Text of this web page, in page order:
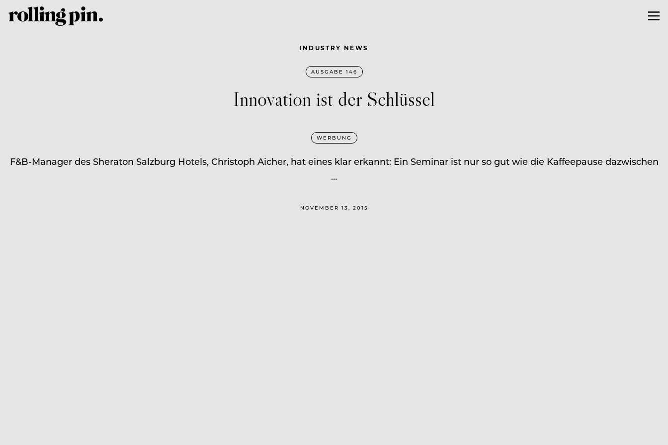
INDUSTRY NEWS
AUSGABE 146
Innovation ist der Schlüssel
WERBUNG
F&B-Manager des Sheraton Salzburg Hotels, Christoph Aicher, hat eines klar erkannt: Ein Seminar ist nur so gut wie die Kaffeepause dazwischen
…
NOVEMBER 13, 2015